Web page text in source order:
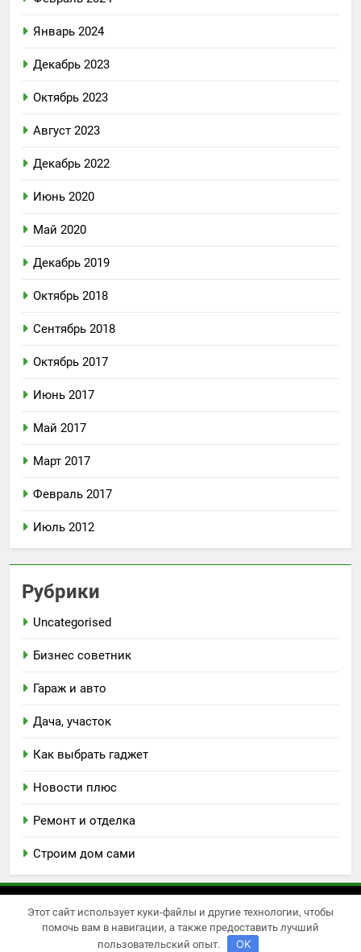
Январь 2024
Декабрь 2023
Октябрь 2023
Август 2023
Декабрь 2022
Июнь 2020
Май 2020
Декабрь 2019
Октябрь 2018
Сентябрь 2018
Октябрь 2017
Июнь 2017
Май 2017
Март 2017
Февраль 2017
Июль 2012
Рубрики
Uncategorised
Бизнес советник
Гараж и авто
Дача, участок
Как выбрать гаджет
Новости плюс
Ремонт и отделка
Строим дом сами
Newsmatic - новостная тема для WordPress 2026.
Powered ByBlazeThemes.
Этот сайт использует куки-файлы и другие технологии, чтобы
помочь вам в навигации, а также предоставить лучший
пользовательский опыт.
OK